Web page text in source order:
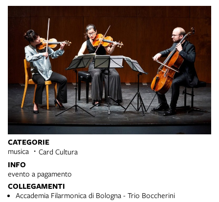
CATEGORIE
musica Card Cultura
INFO
evento a pagamento
COLLEGAMENTI
Accademia Filarmonica di Bologna - Trio Boccherini